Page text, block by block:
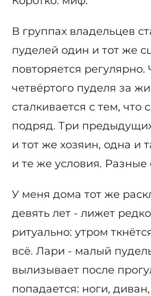
В группах владельцев
пуделей один и тот же
повторяется регулярно.
четвёртого пуделя за
сталкивается с тем, что
подряд. Три
и тот же хозяин, одна и
и те же условия. Разные
У меня дома тот же
девять лет - лижет
ритуально: утром
всё. Лари - малый
вылизывает после
попадается: ноги,